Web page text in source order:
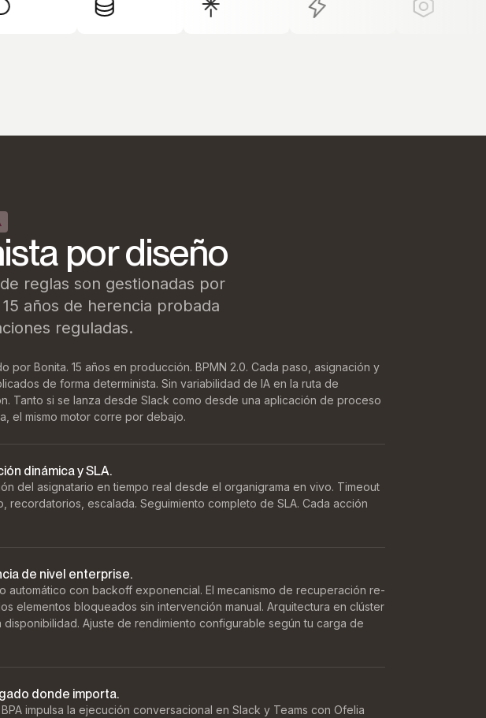
por diseño
reglas son gestionadas por
años de herencia probada
reguladas.
por Bonita. 15 años en producción. BPMN 2.0. Cada paso, asignación y
de forma determinista. Sin variabilidad de IA en la ruta de
Tanto si se lanza desde Slack como desde una aplicación de proceso
el mismo motor corre por debajo.
dinámica y SLA.
del asignatario en tiempo real desde el organigrama en vivo. Timeout
recordatorios, escalada. Seguimiento completo de SLA. Cada acción
de nivel enterprise.
automático con backoff exponencial. El mecanismo de recuperación re-
elementos bloqueados sin intervención manual. Arquitectura en clúster
disponibilidad. Ajuste de rendimiento configurable según tu carga de
donde importa.
impulsa la ejecución conversacional en Slack y Teams con Ofelia